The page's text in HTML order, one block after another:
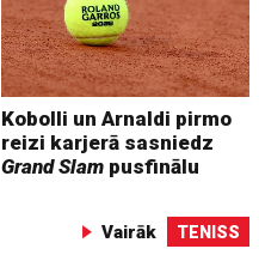
Kobolli un Arnaldi pirmo
reizi karjerā sasniedz
Grand Slam pusfinālu
Vairāk TENISS